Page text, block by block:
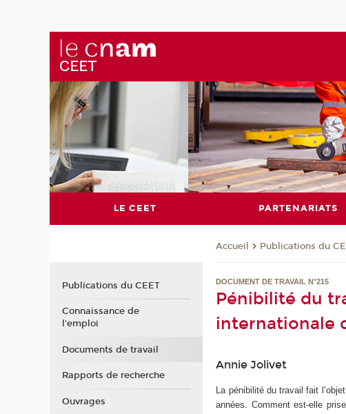
LE CEET PARTENARIATS
Accueil Publications du
DOCUMENT DE TRAVAIL N°215
Pénibilité du
internationale
Annie Jolivet
La pénibilité du travail fait
années. Comment est-elle
Publications du CEET
Connaissance de
l'emploi
Documents de travail
Rapports de recherche
Ouvrages